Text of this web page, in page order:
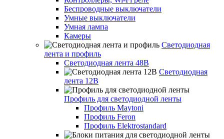
Беспроводные выключатели
Умные выключатели
Умная лампа
Камеры
Светодиодная
лента и профиль
Светодиодная лента 48В
Светодиодная
лента 12В
Профиль для светодиодной ленты
Профиль Maytoni
Профиль Feron
Профиль Elektrostandard